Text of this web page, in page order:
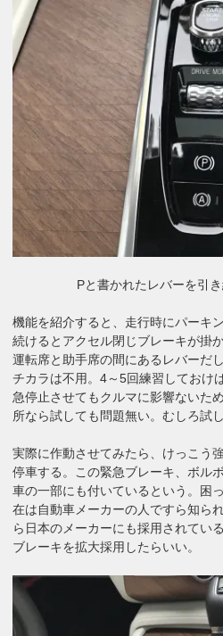
Pと書かれたレバーを引
機能を紹介すると、走行時にパーキ
続けるとアクセル閉じブレーキが掛
運転席と助手席の間にあるレバーだ
チカラは不用。4～5回練習しておけ
急停止させてもクルマに影響ないた
所なら試しても問題無い。むしろ試
実際に作動させてみたら、けっこう
停車する。この緊急ブレーキ、ボル
車の一部にも付いているという。困
在は自動車メーカーの人ですら知ら
ら日本のメーカーにも採用されてい
ブレーキを拡大採用したらいい。